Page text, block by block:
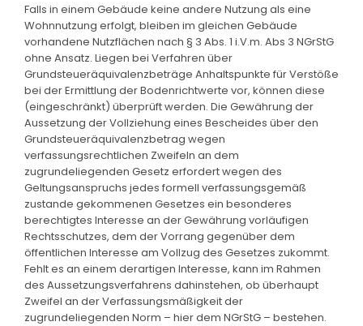
Falls in einem Gebäude keine andere Nutzung als eine
Wohnnutzung erfolgt, bleiben im gleichen Gebäude
vorhandene Nutzflächen nach § 3 Abs. 1 i.V.m. Abs 3 NGrStG
ohne Ansatz. Liegen bei Verfahren über
Grundsteueräquivalenzbeträge Anhaltspunkte für Verstöße
bei der Ermittlung der Bodenrichtwerte vor, können diese
(eingeschränkt) überprüft werden. Die Gewährung der
Aussetzung der Vollziehung eines Bescheides über den
Grundsteueräquivalenzbetrag wegen
verfassungsrechtlichen Zweifeln an dem
zugrundeliegenden Gesetz erfordert wegen des
Geltungsanspruchs jedes formell verfassungsgemäß
zustande gekommenen Gesetzes ein besonderes
berechtigtes Interesse an der Gewährung vorläufigen
Rechtsschutzes, dem der Vorrang gegenüber dem
öffentlichen Interesse am Vollzug des Gesetzes zukommt.
Fehlt es an einem derartigen Interesse, kann im Rahmen
des Aussetzungsverfahrens dahinstehen, ob überhaupt
Zweifel an der Verfassungsmäßigkeit der
zugrundeliegenden Norm – hier dem NGrStG – bestehen.